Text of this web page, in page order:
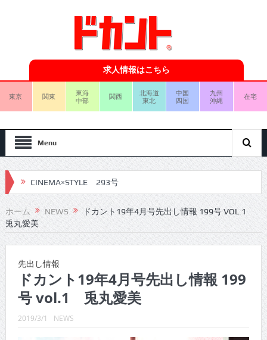
求人情報はこちら
東京 関東
東海
中部
関西
北海道
東北
中国
四国
九州
沖縄
在宅
Menu
CINEMA×STYLE 292号
CINEMA×STYLE 291号
CINEMA×STYLE 290号
CINEMA×STYLE 288号
CINEMA×STYLE 287号
CINEMA×STYLE 286号
ホーム NEWS
ドカント19年4月号先出し情報 199号 VOL.1
兎丸愛美
先出し情報
ドカント19年4月号先出し情報 199
号 vol.1 兎丸愛美
2019/3/1 NEWS